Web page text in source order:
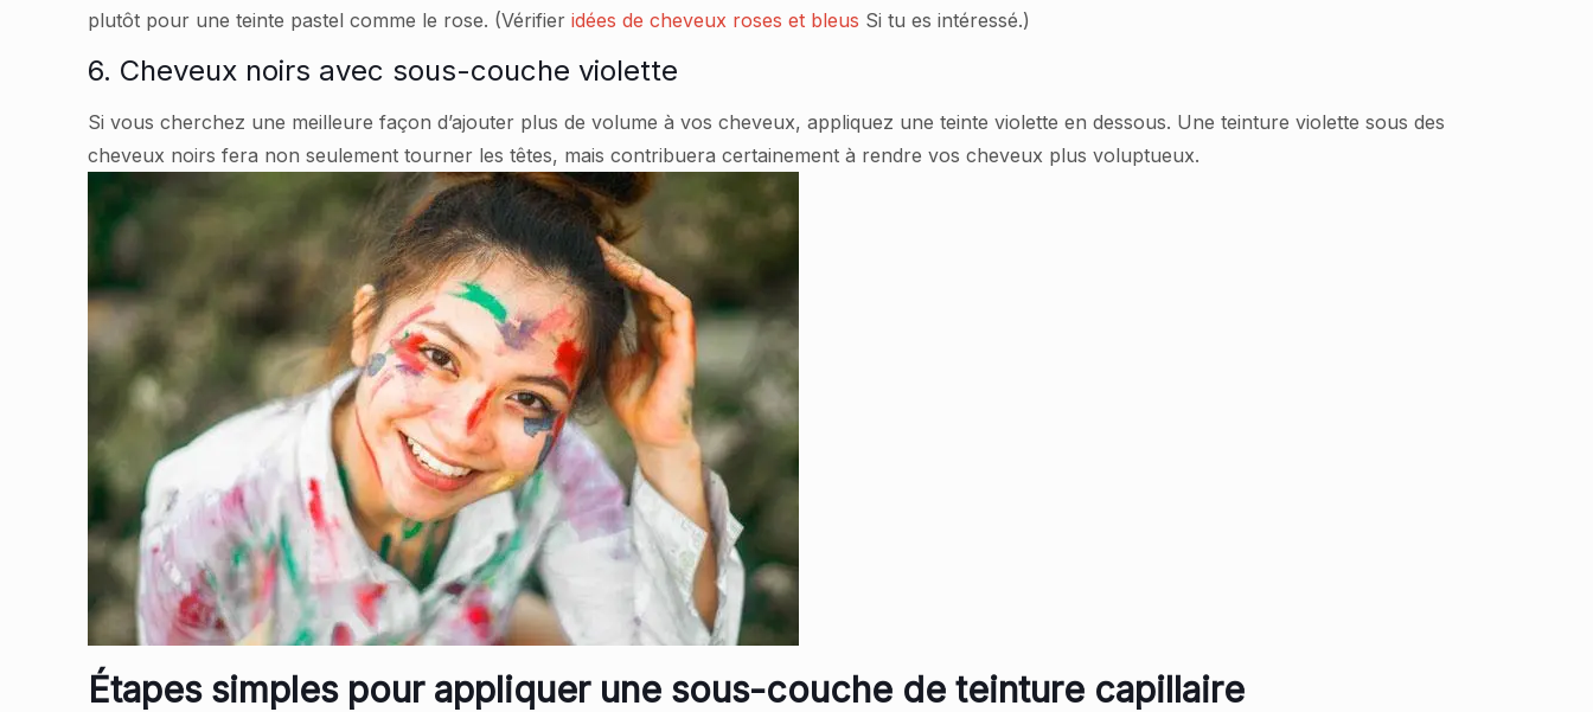
plutôt pour une teinte pastel comme le rose. (Vérifieridées de cheveux roses et bleus Si tu es intéressé.)
6. Cheveux noirs avec sous-couche violette
Si vous cherchez une meilleure façon d’ajouter plus de volume à vos cheveux, appliquez une teinte violette en dessous. Une teinture violette sous des
cheveux noirs fera non seulement tourner les têtes, mais contribuera certainement à rendre vos cheveux plus voluptueux.
Étapes simples pour appliquer une sous-couche de teinture capillaire